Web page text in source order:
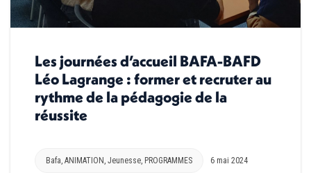
Les journées d’accueil BAFA-BAFD
Léo Lagrange : former et recruter au
rythme de la pédagogie de la
réussite
Bafa ANIMATION Jeunesse PROGRAMMES 6 mai 2024